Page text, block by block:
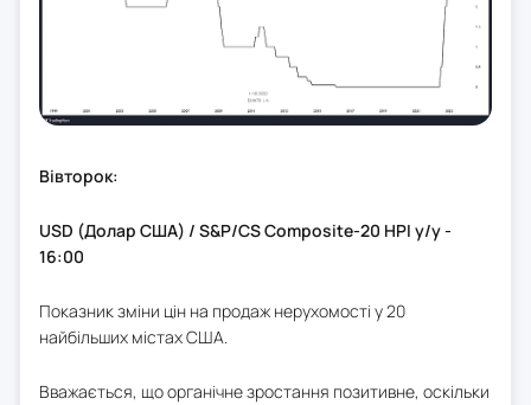
Вівторок:
USD (Долар США) / S&P/CS Composite-20 HPI y/y -
16:00
Показник зміни цін на продаж нерухомості у 20
найбільших містах США.
Вважається, що органічне зростання позитивне, оскільки